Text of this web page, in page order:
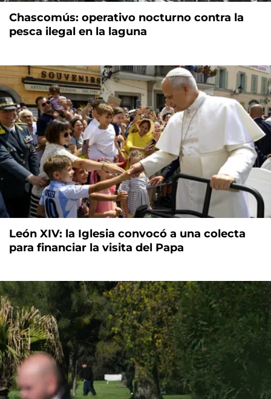
Chascomús: operativo nocturno contra la
pesca ilegal en la laguna
León XIV: la Iglesia convocó a una colecta
para financiar la visita del Papa